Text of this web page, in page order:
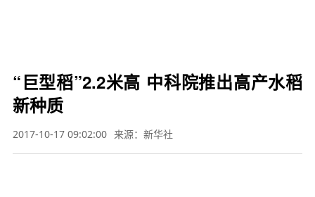
“巨型稻”2.2米高 中科院推出高产水稻
新种质
2017-10-17 09:02:00 来源：新华社